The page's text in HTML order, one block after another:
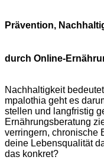
Prävention,
durch Online-
Nachhaltigkeit
mpalothia geht es
stellen und langfristig
Ernährungsberatung
verringern, chronische
deine Lebensqualität
das konkret?